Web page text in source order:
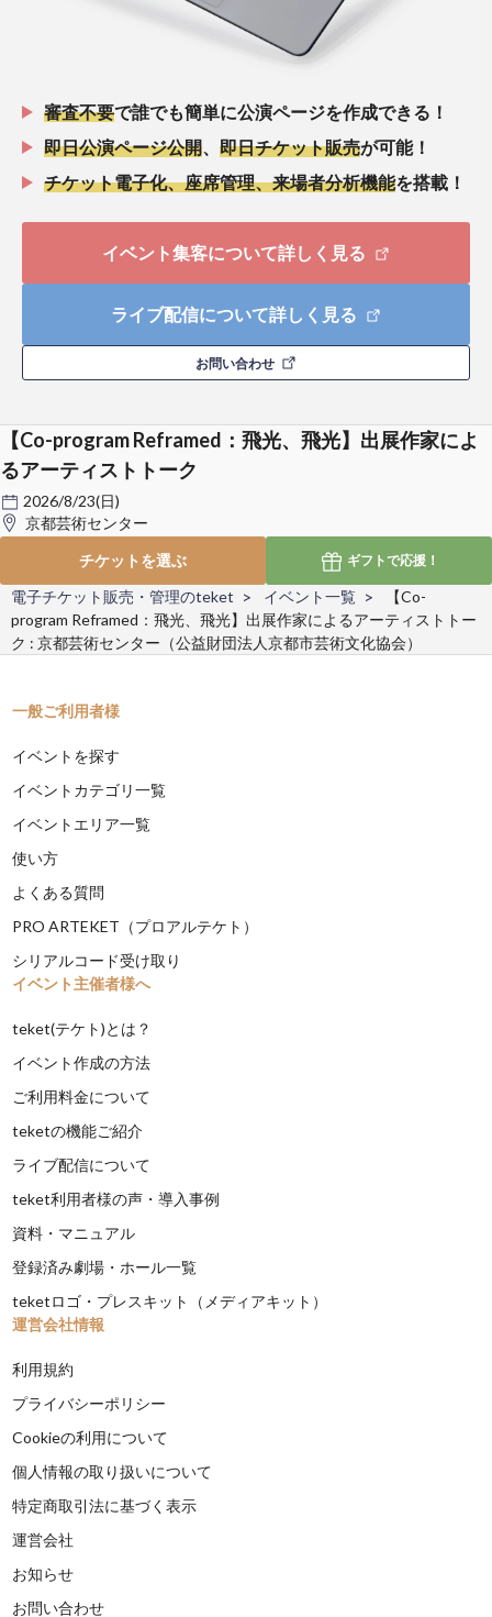
審査不要で誰でも簡単に公演ページを作成できる！
即日公演ページ公開
即日チケット販売が可能！
チケット電子化、座席管理、来場者分析機能を搭載！
イベント集客について詳しく見る
ライブ配信について詳しく見る
お問い合わせ
【Co-program Reframed：飛光、飛光】出展作家によ
るアーティストトーク
2026/8/23(日)
京都芸術センター
チケットを選ぶ
ギフトで応援！
電子チケット販売・管理のteket イベント一覧
【Co-
program Reframed：飛光、飛光】出展作家によるアーティストトー
ク : 京都芸術センター（公益財団法人京都市芸術文化協会）
一般ご利用者様
イベントを探す
イベントカテゴリ一覧
イベントエリア一覧
使い方
よくある質問
PRO ARTEKET（プロアルテケト）
シリアルコード受け取り
イベント主催者様へ
teket(テケト)とは？
イベント作成の方法
ご利用料金について
teketの機能ご紹介
ライブ配信について
teket利用者様の声・導入事例
資料・マニュアル
登録済み劇場・ホール一覧
teketロゴ・プレスキット（メディアキット）
運営会社情報
利用規約
プライバシーポリシー
Cookieの利用について
個人情報の取り扱いについて
特定商取引法に基づく表示
運営会社
お知らせ
お問い合わせ